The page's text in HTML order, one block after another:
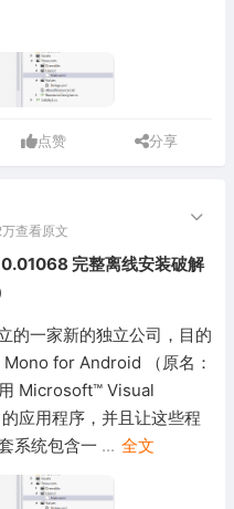
点赞 分享
查看原文
完整离线安装破解
的一家新的独立公司，目的
for Android （原名：
Microsoft™ Visual
应用程序，并且让这些程
系统包含一 ... 全文